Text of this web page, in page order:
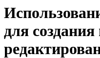
для создания